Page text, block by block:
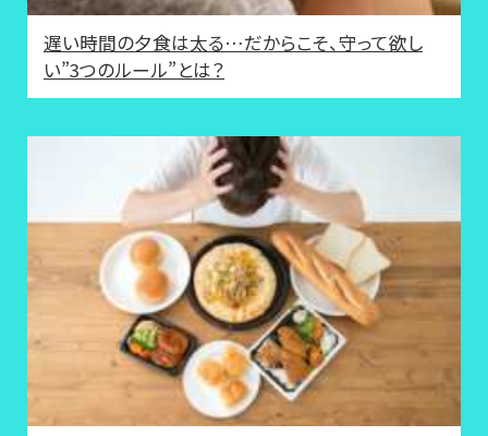
遅い時間の夕食は太る…だからこそ、守って欲し
い”3つのルール”とは？